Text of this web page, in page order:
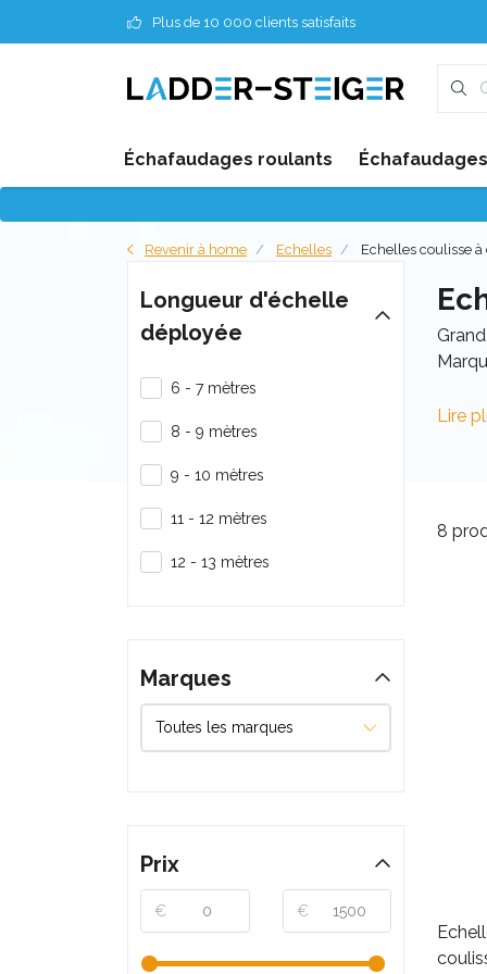
Plus de 10 000 clients satisfaits
Échafaudages roulants
Revenir à home Echelles Echelles coulisse à
Lire
8
Longueur d'échelle
déployée
6 - 7 mètres
8 - 9 mètres
9 - 10 mètres
11 - 12 mètres
12 - 13 mètres
Marques
Prix
€ €